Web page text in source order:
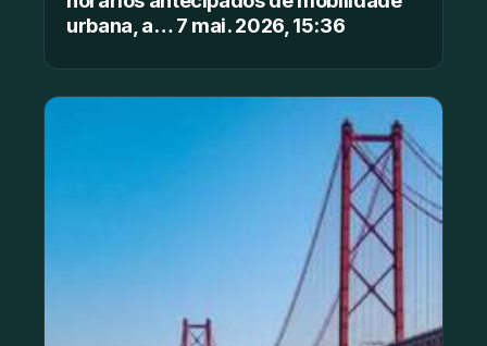
urbana, a… 7 mai. 2026, 15:36